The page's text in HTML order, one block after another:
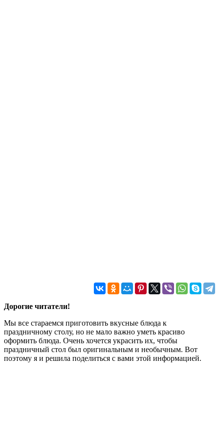
Дорогие читатели!
Мы все стараемся приготовить вкусные блюда к
праздничному столу, но не мало важно уметь красиво
оформить блюда. Очень хочется украсить их, чтобы
праздничный стол был оригинальным и необычным. Вот
поэтому я и решила поделиться с вами этой информацией.